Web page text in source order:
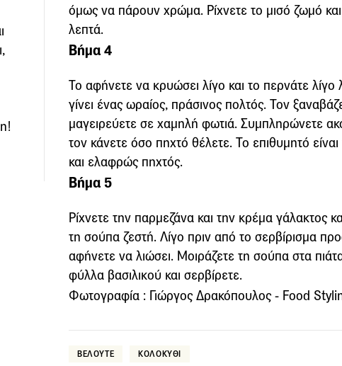
όμως να πάρουν χρώμα. Ρίχνετε το μισό ζωμό
λεπτά.
Βήμα 4
Το αφήνετε να κρυώσει λίγο και το περνάτε
γίνει ένας ωραίος, πράσινος πολτός. Τον
μαγειρεύετε σε χαμηλή φωτιά. Συμπληρώνετε
τον κάνετε όσο πηχτό θέλετε. Το επιθυμητό
και ελαφρώς πηχτός.
Βήμα 5
Ρίχνετε την παρμεζάνα και την κρέμα γάλακτος
τη σούπα ζεστή. Λίγο πριν από το σερβίρισμα
αφήνετε να λιώσει. Μοιράζετε τη σούπα στα
φύλλα βασιλικού και σερβίρετε.
Φωτογραφία : Γιώργος Δρακόπουλος - Food
ΒΕΛΟΥΤΕ ΚΟΛΟΚΥΘΙ